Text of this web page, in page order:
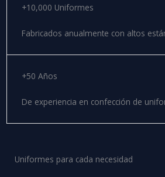
+10,000 Uniformes
Fabricados anualmente con altos
+50 Años
De experiencia en confección de
Uniformes para cada necesidad